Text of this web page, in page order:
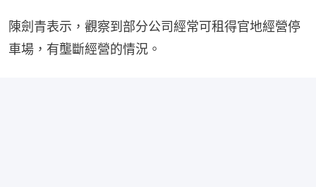
陳劍青表示，觀察到部分公司經常可租得官地經營停
車場，有壟斷經營的情況。